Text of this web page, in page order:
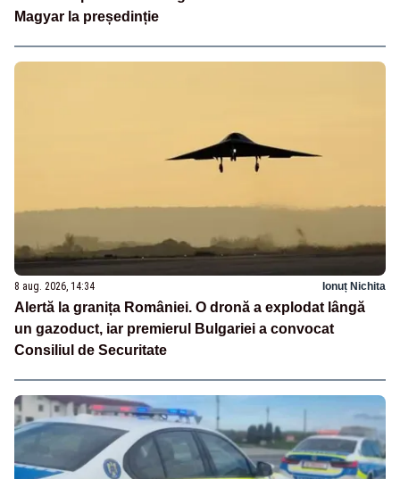
Magyar la președinție
8 aug. 2026, 14:34 Ionuț Nichita
Alertă la granița României. O dronă a explodat lângă
un gazoduct, iar premierul Bulgariei a convocat
Consiliul de Securitate